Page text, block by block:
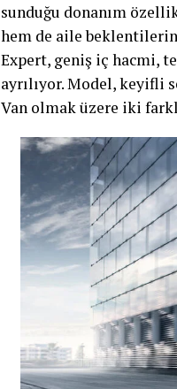
sunduğu donanım
hem de aile
Expert, geniş iç hacmi,
ayrılıyor. Model, keyifli
Van olmak üzere iki